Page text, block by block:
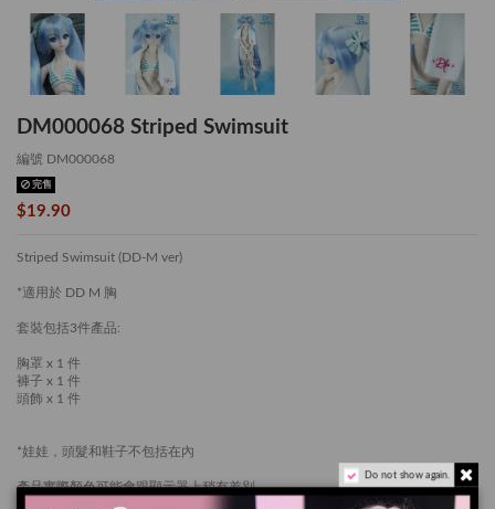
DM000068 Striped Swimsuit
編號 DM000068
完售
$19.90
Striped Swimsuit (DD-M ver)
*適用於 DD M 胸
套裝包括3件產品:
胸罩 x 1 件
褲子 x 1 件
頭飾 x 1 件
*娃娃，頭髮和鞋子不包括在內
產品實際顏色可能會跟顯示器上稍有差別
Do not show again.